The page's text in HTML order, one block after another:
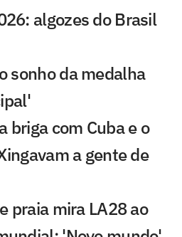
algozes do Brasil
sonho da medalha
briga com Cuba e o
a gente de
praia mira LA28 ao